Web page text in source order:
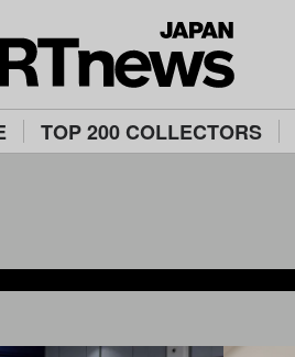
TOP 200 COLLECTORS